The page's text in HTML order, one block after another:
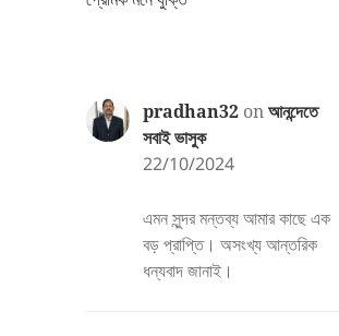
pradhan32 onআনন্দেতে
সবাই ভাসুক
22/10/2024
এমন সুন্দর মন্তব্য আমার কাছে এক
বড় প্রাপ্তি। অসংখ্য আন্তরিক
ধন্যবাদ জানাই।